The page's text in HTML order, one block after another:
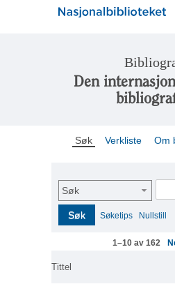
Den
Søk Verkliste Om
Søk
Søk Søketips Nullstill
1–10 av 162
Tittel